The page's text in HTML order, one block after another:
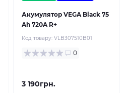
Акумулятор VEGA Black 75
Ah 720A R+
Код товару: VLB307510B01
0
3 190грн.